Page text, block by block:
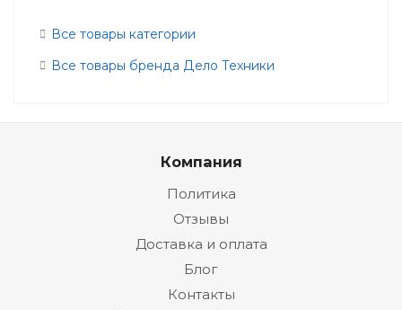
Все товары категории
Все товары бренда Дело Техники
Компания
Политика
Отзывы
Доставка и оплата
Блог
Контакты